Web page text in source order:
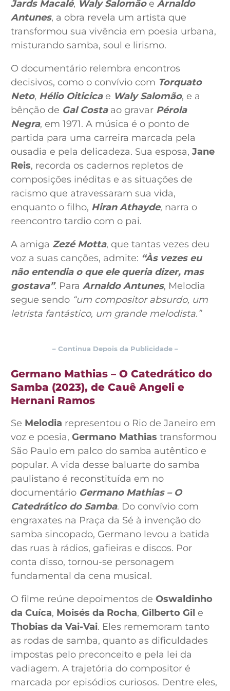
Jards Macalé, Waly Salomãoe Arnaldo
Antunes, a obra revela um artista que
transformou sua vivência em poesia urbana,
misturando samba, soul e lirismo.
O documentário relembra encontros
decisivos, como o convívio com Torquato
Neto, Hélio Oiticicae Waly Salomão, e a
bênção de Gal Costaao gravar Pérola
Negra, em 1971. A música é o ponto de
partida para uma carreira marcada pela
ousadia e pela delicadeza. Sua esposa, Jane
Reis, recorda os cadernos repletos de
composições inéditas e as situações de
racismo que atravessaram sua vida,
enquanto o filho, Hiran Athayde, narra o
reencontro tardio com o pai.
A amiga Zezé Motta, que tantas vezes deu
voz a suas canções, admite: “Às vezes eu
não entendia o que ele queria dizer, mas
gostava”. Para Arnaldo Antunes, Melodia
segue sendo “um compositor absurdo, um
letrista fantástico, um grande melodista.”
– Continua Depois da Publicidade –
Germano Mathias – O Catedrático do
Samba (2023), de Cauê Angeli e
Hernani Ramos
Se Melodia representou o Rio de Janeiro em
voz e poesia, Germano Mathias transformou
São Paulo em palco do samba autêntico e
popular. A vida desse baluarte do samba
paulistano é reconstituída em no
documentário Germano Mathias – O
Catedrático do Samba. Do convívio com
engraxates na Praça da Sé à invenção do
samba sincopado, Germano levou a batida
das ruas à rádios, gafieiras e discos. Por
conta disso, tornou-se personagem
fundamental da cena musical.
O filme reúne depoimentos de Oswaldinho
da Cuíca, Moisés da Rocha, Gilberto Gil e
Thobias da Vai-Vai. Eles rememoram tanto
as rodas de samba, quanto as dificuldades
impostas pelo preconceito e pela lei da
vadiagem. A trajetória do compositor é
marcada por episódios curiosos. Dentre eles,